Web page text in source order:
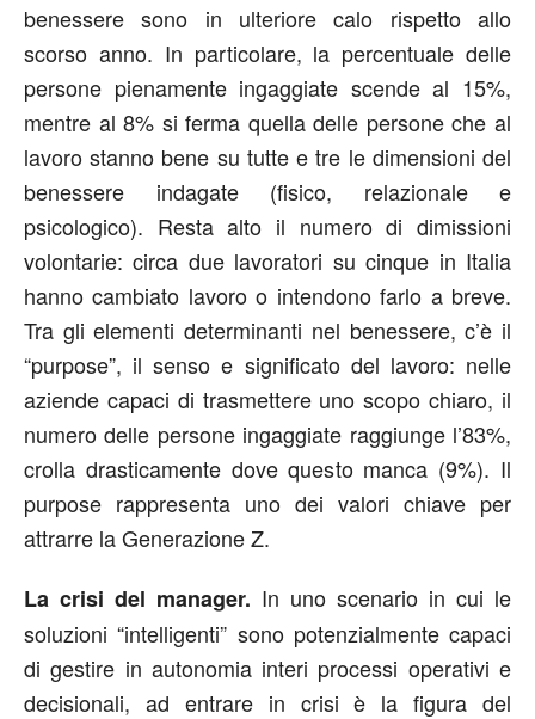
benessere sono in ulteriore calo rispetto allo
scorso anno. In particolare, la percentuale delle
persone pienamente ingaggiate scende al 15%,
mentre al 8% si ferma quella delle persone che al
lavoro stanno bene su tutte e tre le dimensioni del
benessere indagate (fisico, relazionale e
psicologico). Resta alto il numero di dimissioni
volontarie: circa due lavoratori su cinque in Italia
hanno cambiato lavoro o intendono farlo a breve.
Tra gli elementi determinanti nel benessere, c’è il
“purpose”, il senso e significato del lavoro: nelle
aziende capaci di trasmettere uno scopo chiaro, il
numero delle persone ingaggiate raggiunge l’83%,
crolla drasticamente dove questo manca (9%). Il
purpose rappresenta uno dei valori chiave per
attrarre la Generazione Z.
La crisi del manager. In uno scenario in cui le
soluzioni “intelligenti” sono potenzialmente capaci
di gestire in autonomia interi processi operativi e
decisionali, ad entrare in crisi è la figura del